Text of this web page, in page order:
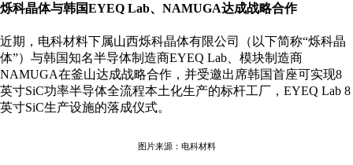
烁科晶体与韩国EYEQ Lab、NAMUGA达成战略合作
近期，电科材料下属山西烁科晶体有限公司（以下简称“烁科晶
体”）与韩国知名半导体制造商EYEQ Lab、模块制造商
NAMUGA在釜山达成战略合作，并受邀出席韩国首座可实现8
英寸SiC功率半导体全流程本土化生产的标杆工厂，EYEQ Lab 8
英寸SiC生产设施的落成仪式。
图片来源：电科材料